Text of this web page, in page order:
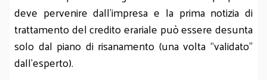
deve pervenire dall’impresa e la prima notizia di
trattamento del credito erariale può essere desunta
solo dal piano di risanamento (una volta “validato”
dall’esperto).